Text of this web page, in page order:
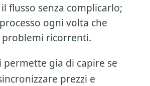
flusso senza complicarlo;
ogni volta che
ricorrenti.
permette gia di capire se
prezzi e